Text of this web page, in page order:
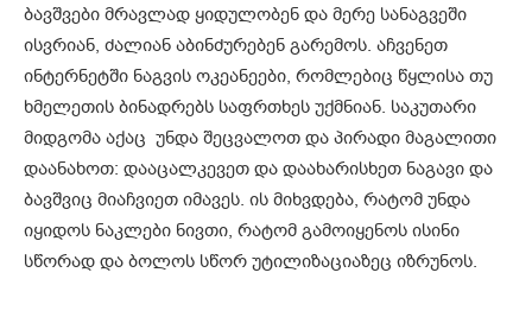
ბავშვები მრავლად ყიდულობენ და მერე სანაგვეში
ისვრიან, ძალიან აბინძურებენ გარემოს. აჩვენეთ
ინტერნეტში ნაგვის ოკეანეები, რომლებიც წყლისა თუ
ხმელეთის ბინადრებს საფრთხეს უქმნიან. საკუთარი
მიდგომა აქაც უნდა შეცვალოთ და პირადი მაგალითი
დაანახოთ: დააცალკევეთ და დაახარისხეთ ნაგავი და
ბავშვიც მიაჩვიეთ იმავეს. ის მიხვდება, რატომ უნდა
იყიდოს ნაკლები ნივთი, რატომ გამოიყენოს ისინი
სწორად და ბოლოს სწორ უტილიზაციაზეც იზრუნოს.